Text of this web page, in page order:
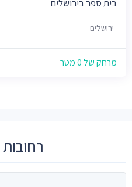
בית ספר בירושלים
ירושלים
מרחק של 0 מטר